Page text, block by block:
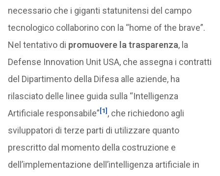
necessario che i giganti statunitensi del campo
tecnologico collaborino con la “home of the brave”.
Nel tentativo di promuovere la trasparenza, la
Defense Innovation Unit USA, che assegna i contratti
del Dipartimento della Difesa alle aziende, ha
rilasciato delle linee guida sulla “Intelligenza
Artificiale responsabile”[1] , che richiedono agli
sviluppatori di terze parti di utilizzare quanto
prescritto dal momento della costruzione e
dell’implementazione dell’intelligenza artificiale in